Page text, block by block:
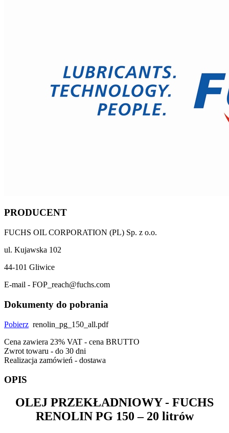
PRODUCENT
FUCHS OIL CORPORATION (PL) Sp. z o.o.
ul. Kujawska 102
44-101 Gliwice
E-mail - FOP_reach@fuchs.com
Dokumenty do pobrania
Pobierz renolin_pg_150_all.pdf
Cena zawiera 23% VAT - cena BRUTTO
Zwrot towaru - do 30 dni
Realizacja zamówień - dostawa
OPIS
OLEJ PRZEKŁADNIOWY - FUCHS
RENOLIN PG 150 – 20 litrów